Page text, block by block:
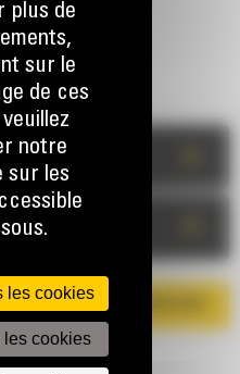
TÉLÉCHARGER LA BROCHURE
plus de
sur le
de ces
notre
sur les
les cookies
les cookies